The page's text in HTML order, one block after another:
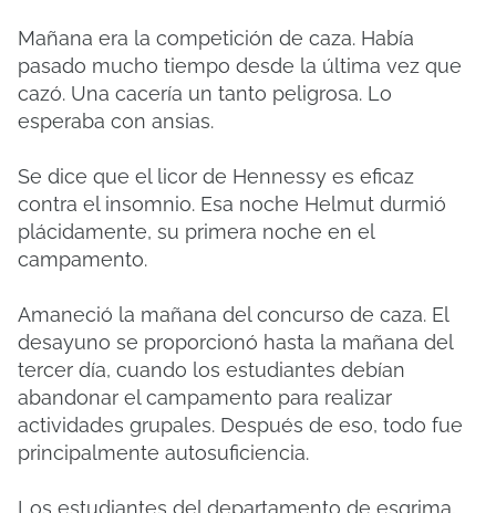
Mañana era la competición de caza. Había
pasado mucho tiempo desde la última vez que
cazó. Una cacería un tanto peligrosa. Lo
esperaba con ansias.
Se dice que el licor de Hennessy es eficaz
contra el insomnio. Esa noche Helmut durmió
plácidamente, su primera noche en el
campamento.
Amaneció la mañana del concurso de caza. El
desayuno se proporcionó hasta la mañana del
tercer día, cuando los estudiantes debían
abandonar el campamento para realizar
actividades grupales. Después de eso, todo fue
principalmente autosuficiencia.
Los estudiantes del departamento de esgrima,